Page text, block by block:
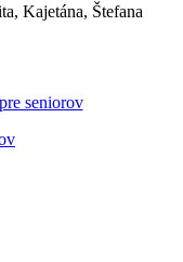
Kajetána, Štefana
seniorov